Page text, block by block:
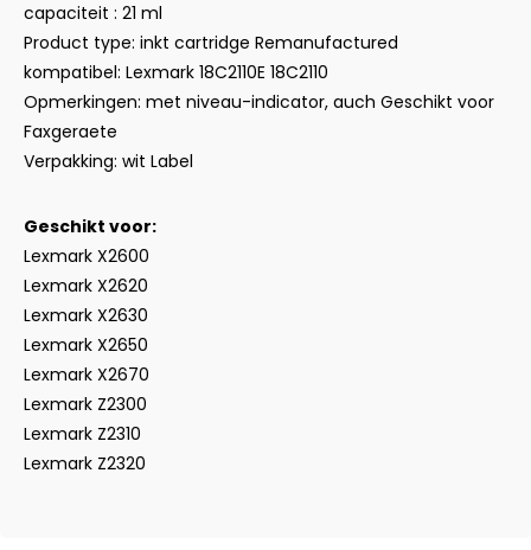
capaciteit : 21 ml
Product type: inkt cartridge Remanufactured
kompatibel: Lexmark 18C2110E 18C2110
Opmerkingen: met niveau-indicator, auch Geschikt voor
Faxgeraete
Verpakking: wit Label
Geschikt voor:
Lexmark X2600
Lexmark X2620
Lexmark X2630
Lexmark X2650
Lexmark X2670
Lexmark Z2300
Lexmark Z2310
Lexmark Z2320